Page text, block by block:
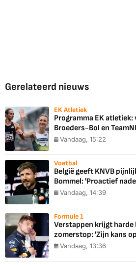
Gerelateerd nieuws
EK Atletiek
Programma EK
Broeders-Bol en
Vandaag, 15:22
Voetbal
België geeft KNVB
Bommel: 'Proactief
Vandaag, 14:39
Formule 1
Verstappen krijgt harde
zomerstop: 'Zijn kans
Vandaag, 13:36